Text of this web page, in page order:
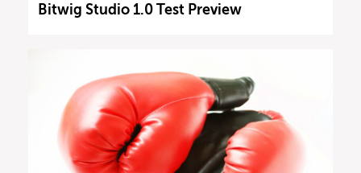
Bitwig Studio 1.0 Test Preview